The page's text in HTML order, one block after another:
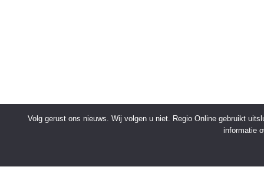
Volg gerust ons nieuws. Wij volgen u niet. Regio Online gebruikt
informatie